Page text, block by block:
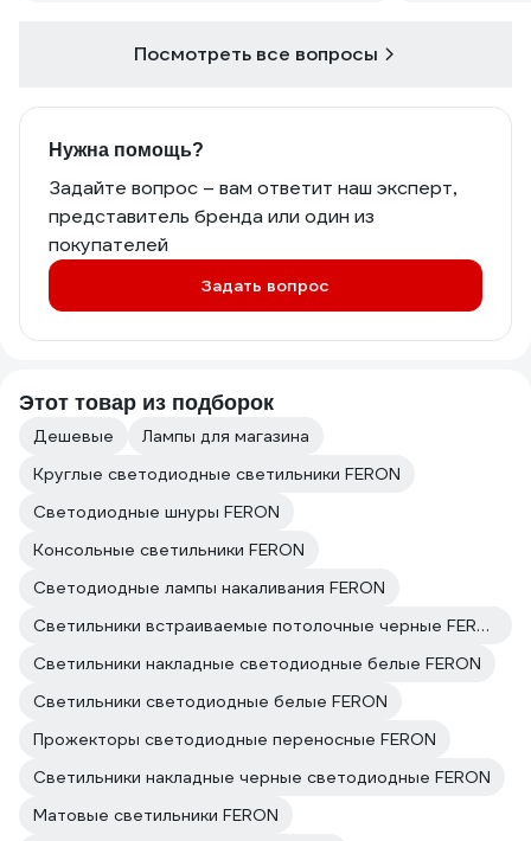
Посмотреть все вопросы
Нужна помощь?
Задайте вопрос – вам ответит наш эксперт,
представитель бренда или один из
покупателей
Задать вопрос
Этот товар из подборок
Дешевые
Лампы для магазина
Круглые светодиодные светильники FERON
Светодиодные шнуры FERON
Консольные светильники FERON
Светодиодные лампы накаливания FERON
Светильники встраиваемые потолочные черные FERON
Светильники накладные светодиодные белые FERON
Светильники светодиодные белые FERON
Прожекторы светодиодные переносные FERON
Светильники накладные черные светодиодные FERON
Матовые светильники FERON